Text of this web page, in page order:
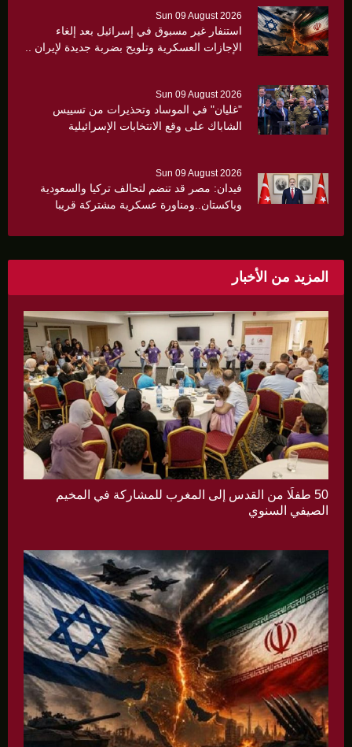
Sun 09 August 2026
استنفار غير مسبوق في إسرائيل بعد إلغاء
الإجازات العسكرية وتلويح بضربة جديدة لإيران ..
Sun 09 August 2026
"غليان" في الموساد وتحذيرات من تسييس
الشاباك على وقع الانتخابات الإسرائيلية
Sun 09 August 2026
فيدان: مصر قد تنضم لتحالف تركيا والسعودية
وباكستان..ومناورة عسكرية مشتركة قريبا
المزيد من الأخبار
50 طفلًا من القدس إلى المغرب للمشاركة في المخيم
الصيفي السنوي